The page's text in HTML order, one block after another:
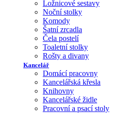
Ložnicové sestavy
Noční stolky
Komody
Šatní zrcadla
Čela postelí
Toaletní stolky
Rošty a divany
Kancelář
Domácí pracovny
Kancelářská křesla
Knihovny
Kancelářské židle
Pracovní a psací stoly